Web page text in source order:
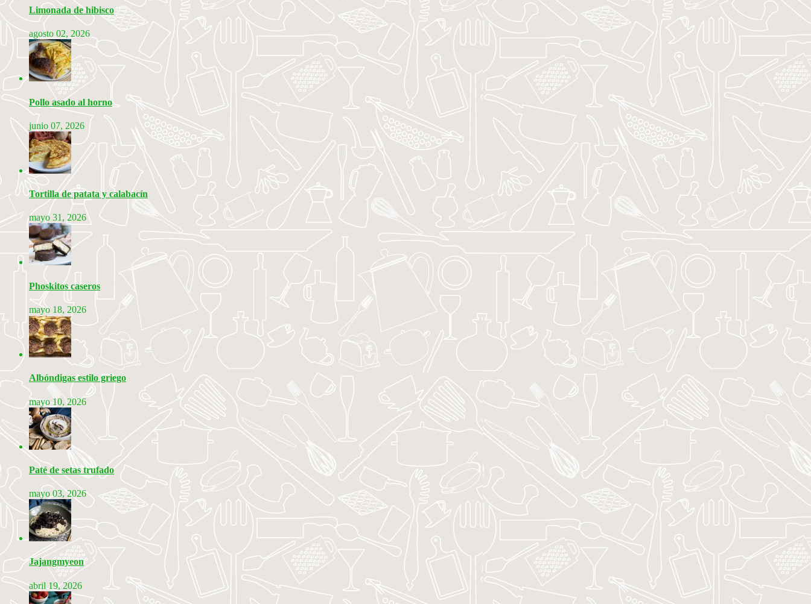
Limonada de hibisco
agosto 02, 2026
Pollo asado al horno
junio 07, 2026
Tortilla de patata y calabacín
mayo 31, 2026
Phoskitos caseros
mayo 18, 2026
Albóndigas estilo griego
mayo 10, 2026
Paté de setas trufado
mayo 03, 2026
Jajangmyeon
abril 19, 2026